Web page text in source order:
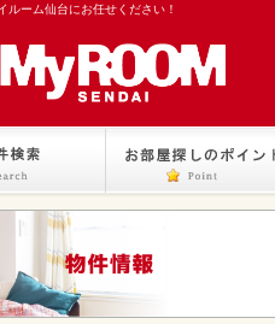
ーム仙台にお任せください！